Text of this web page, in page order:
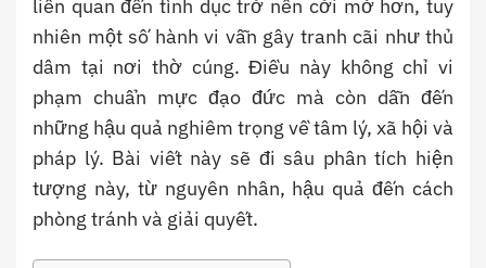
liên quan đến tình dục trở nên cởi mở hơn, tuy
nhiên một số hành vi vẫn gây tranh cãi như thủ
dâm tại nơi thờ cúng. Điều này không chỉ vi
phạm chuẩn mực đạo đức mà còn dẫn đến
những hậu quả nghiêm trọng về tâm lý, xã hội và
pháp lý. Bài viết này sẽ đi sâu phân tích hiện
tượng này, từ nguyên nhân, hậu quả đến cách
phòng tránh và giải quyết.